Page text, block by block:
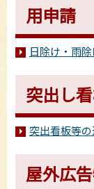
用申請
日除け・雨
突出し
突出看板等
屋外広